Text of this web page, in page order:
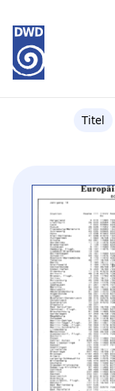
Titel